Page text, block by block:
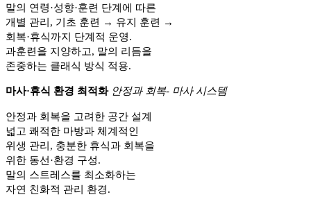
말의 연령·성향·훈련 단계에 따른
개별 관리, 기초 훈련 → 유지 훈련 →
회복·휴식까지 단계적 운영.
과훈련을 지양하고, 말의 리듬을
존중하는 클래식 방식 적용.
마사·휴식 환경 최적화 안정과 회복- 마사 시스템
안정과 회복을 고려한 공간 설계
넓고 쾌적한 마방과 체계적인
위생 관리, 충분한 휴식과 회복을
위한 동선·환경 구성.
말의 스트레스를 최소화하는
자연 친화적 관리 환경.